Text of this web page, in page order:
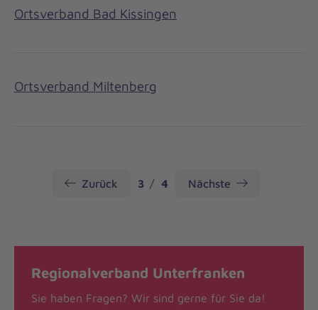
Ortsverband Bad Kissingen
Ortsverband Miltenberg
Zurück Seite
3 Seite
4 Nächste
Regionalverband Unterfranken
Sie haben Fragen? Wir sind gerne für Sie da!